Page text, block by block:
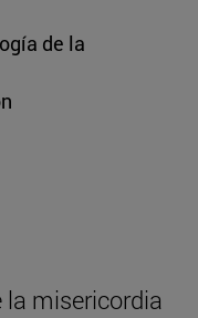
de la
la misericordia